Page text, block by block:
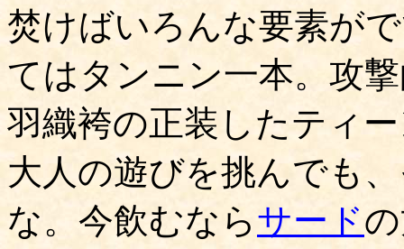
焚けばいろんな要素が
てはタンニン一本。攻
羽織袴の正装したティ
大人の遊びを挑んでも
な。今飲むならサード